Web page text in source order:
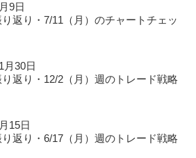
9日
返り・7/11（月）のチャートチェッ
月30日
返り・12/2（月）週のトレード戦略
15日
返り・6/17（月）週のトレード戦略